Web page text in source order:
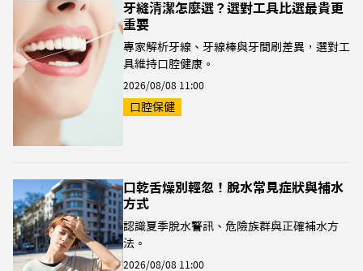
牙縫清潔怎麼選？選對工具比選最貴更
重要
專家解析牙線、牙線棒與牙間刷差異，選對工
具維持口腔健康。
2026/08/08 11:00
口腔保健
口乾舌燥別輕忽！脫水常見症狀與補水
方式
認識夏季脫水警訊、危險族群與正確補水方
法。
2026/08/08 11:00